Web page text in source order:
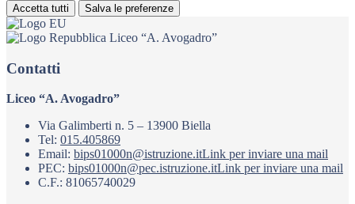
Accetta tutti Salva le preferenze
Liceo “A. Avogadro”
Contatti
Liceo “A. Avogadro”
Via Galimberti n. 5 – 13900 Biella
Tel: 015.405869
Email: bips01000n@istruzione.itLink per inviare una mail
PEC: bips01000n@pec.istruzione.itLink per inviare una mail
C.F.: 81065740029